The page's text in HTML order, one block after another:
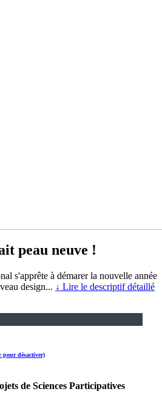
peau neuve !
s'apprête à démarer la nouvelle année
design... ↓ Lire le descriptif détaillé
pour désactiver)
de Sciences Participatives